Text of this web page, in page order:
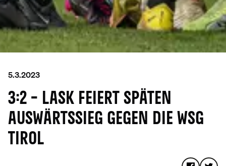
5.3.2023
3:2 – LASK FEIERT SPÄTEN
AUSWÄRTSSIEG GEGEN DIE WSG
TIROL